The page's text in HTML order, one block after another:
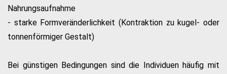
Nahrungsaufnahme
- starke Formveränderlichkeit (Kontraktion zu kugel- oder
tonnenförmiger Gestalt)
Bei günstigen Bedingungen sind die Individuen häufig mit